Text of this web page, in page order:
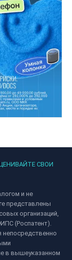
СВОИ
и не
представлены
организаций,
(Роспатент).
непосредственно
в вышеуказанном